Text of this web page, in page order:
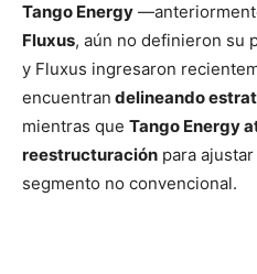
Tango Energy
Fluxus, aún no definieron su
y Fluxus ingresaron
encuentran delineando
mientras que Tango Energy
reestructuración para
segmento no convencional.